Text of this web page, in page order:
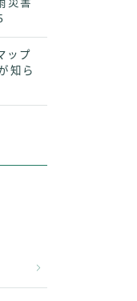
災害
ップ
知ら